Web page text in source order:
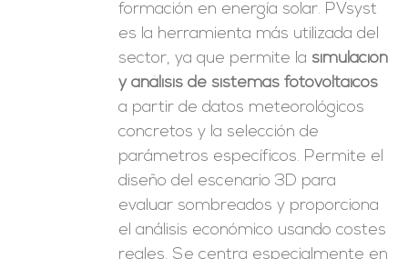
formación en energía solar. PVsyst
es la herramienta más utilizada del
sector, ya que permite la simulación
y análisis de sistemas fotovoltaicos
a partir de datos meteorológicos
concretos y la selección de
parámetros específicos. Permite el
diseño del escenario 3D para
evaluar sombreados y proporciona
el análisis económico usando costes
reales. Se centra especialmente en